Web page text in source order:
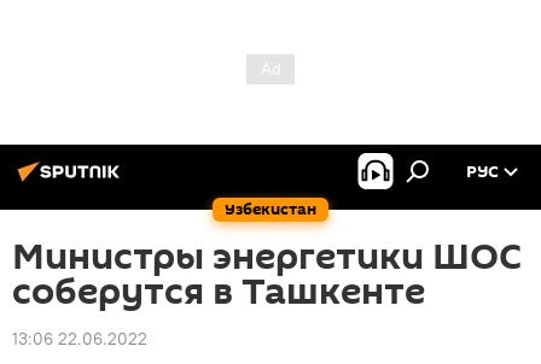
Узбекистан
РУС
Министры энергетики ШОС
соберутся в Ташкенте
13:06 22.06.2022